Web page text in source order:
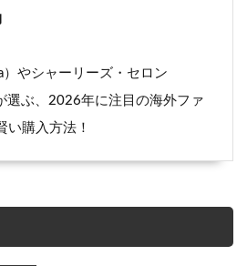
）やシャーリーズ・セロン
選ぶ、2026年に注目の海外ファ
い購入方法！